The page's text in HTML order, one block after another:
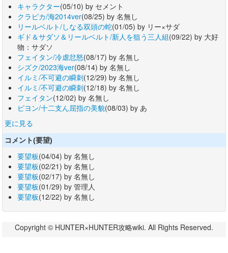
キャラクター(05/10) by セメント
クラピカ/海2014ver(08/25) by 名無し
リールベルト/しなる双頭の蛇(01/05) by リー×サダ
ギド＆サダソ＆リールベルト/新人を狙う三人組(09/22) by 大好
物：サダソ
フェイタン/冷虐忿怒(08/17) by 名無し
シズク/2023海ver(08/14) by 名無し
イルミ/不可避の瞬刺(12/29) by 名無し
イルミ/不可避の瞬刺(12/18) by 名無し
フェイタン(12/02) by 名無し
ピヨン/十二支ん屈指の美貌(08/03) by あ
更に見る
コメント(要望)
要望板(04/04) by 名無し
要望板(02/21) by 名無し
要望板(02/17) by 名無し
要望板(01/29) by 管理人
要望板(12/22) by 名無し
Copyright © HUNTER×HUNTER攻略wiki. All Rights Reserved.